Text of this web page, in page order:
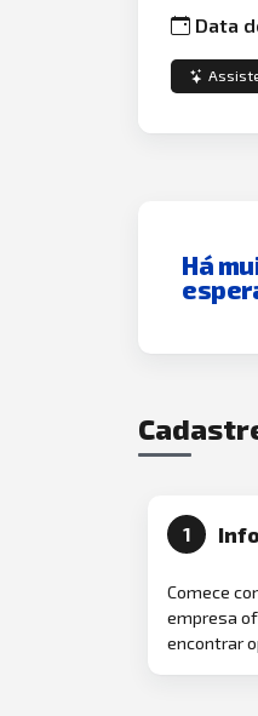
Data
Há
1
Comece
empresa
encontrar